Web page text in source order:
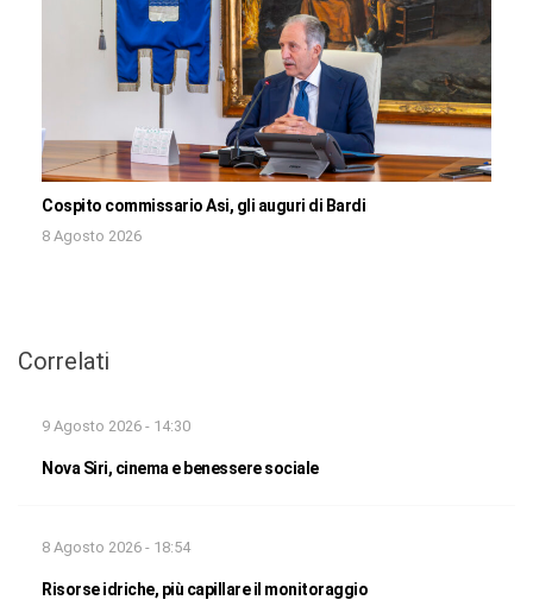
Cospito commissario Asi, gli auguri di Bardi
8 Agosto 2026
Correlati
9 Agosto 2026 - 14:30
Nova Siri, cinema e benessere sociale
8 Agosto 2026 - 18:54
Risorse idriche, più capillare il monitoraggio